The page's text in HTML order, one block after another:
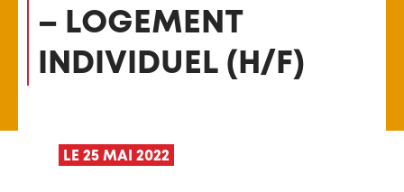
– LOGEMENT
INDIVIDUEL (H/F)
LE 25 MAI 2022